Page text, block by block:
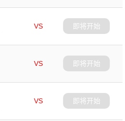
VS
即将开始
VS
即将开始
VS
即将开始